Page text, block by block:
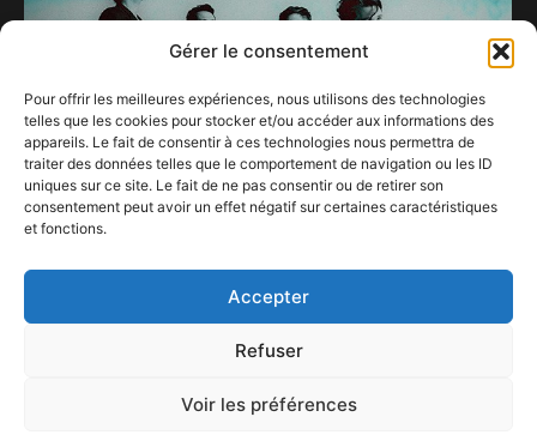
Gérer le consentement
Pour offrir les meilleures expériences, nous utilisons des technologies
telles que les cookies pour stocker et/ou accéder aux informations des
appareils. Le fait de consentir à ces technologies nous permettra de
traiter des données telles que le comportement de navigation ou les ID
uniques sur ce site. Le fait de ne pas consentir ou de retirer son
consentement peut avoir un effet négatif sur certaines caractéristiques
et fonctions.
Accepter
Refuser
Voir les préférences
11 avril 2024